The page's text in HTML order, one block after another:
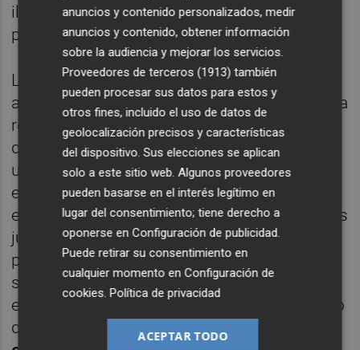
ilegal, no, pero tampoco algo como para
presumir de cuestiones banales.
Lo más revelador del auto judicial, para los
amantes del chisme, es la fecha clave de una
reunión en la que el instructor sitúa el origen
de la supuesta trama: el26 de abril de 2024
un viernes y en la propia sede delPSOE
esa reunión se habría acordado una
estrategia para actuar contra investigaciones
judiciales y policiales consideradas
perjudiciales para el partido o el Gobierno. Y
si ustedes recuerdan, enabril de 2024
el
,Sánchez
se tomó cinco
días tras declararse “
anuncios y contenido personalizados, medir
anuncios y contenido, obtener información
sobre la audiencia y mejorar los servicios.
Proveedores de terceros (1913) también
pueden procesar sus datos para estos y
otros fines, incluido el uso de datos de
geolocalización precisos y características
del dispositivo. Sus elecciones se aplican
solo a este sitio web. Algunos proveedores
pueden basarse en el interés legítimo en
lugar del consentimiento; tiene derecho a
oponerse enConfiguración de publicidad
Puede retirar su consentimiento en
cualquier momento enConfiguración de
cookies .Política de privacidad
ACEPTAR TODO